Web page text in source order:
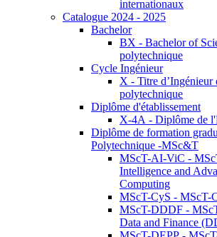
internationaux
Catalogue 2024 - 2025
Bachelor
BX - Bachelor of
polytechnique
Cycle Ingénieur
X - Titre d’Ingénieur
polytechnique
Diplôme d'établissement
X-4A - Diplôme de
Diplôme de formation
Polytechnique -MSc&T
MScT-AI-ViC -
Intelligence and
Computing
MScT-CyS - MScT-
MScT-DDDF -
Data and Finance